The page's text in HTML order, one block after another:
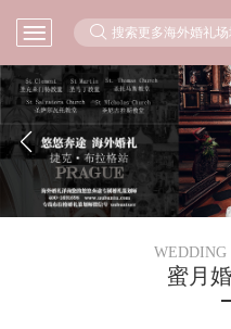
 
WEDDING
蜜月